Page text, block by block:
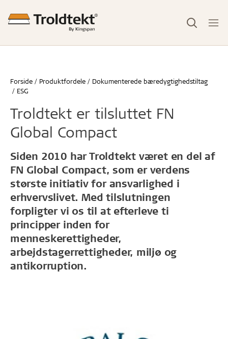
Forside Produktfordele
Dokumenterede bæredygtighedstiltag
ESG
Troldtekt er tilsluttet FN
Global Compact
Siden 2010 har Troldtekt været en del af
FN Global Compact, som er verdens
største initiativ for ansvarlighed i
erhvervslivet. Med tilslutningen
forpligter vi os til at efterleve ti
principper inden for
menneskerettigheder,
arbejdstagerrettigheder, miljø og
antikorruption.